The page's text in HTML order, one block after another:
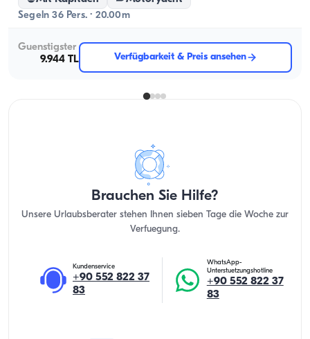
Segeln 36 Pers. · 20.00m
Guenstigster
9.944 TL
Verfügbarkeit & Preis ansehen
Brauchen Sie Hilfe?
Unsere Urlaubsberater stehen Ihnen sieben Tage die Woche zur
Verfuegung.
Kundenservice
+90 552 822 37
83
WhatsApp-
Unterstuetzungshotline
+90 552 822 37
83